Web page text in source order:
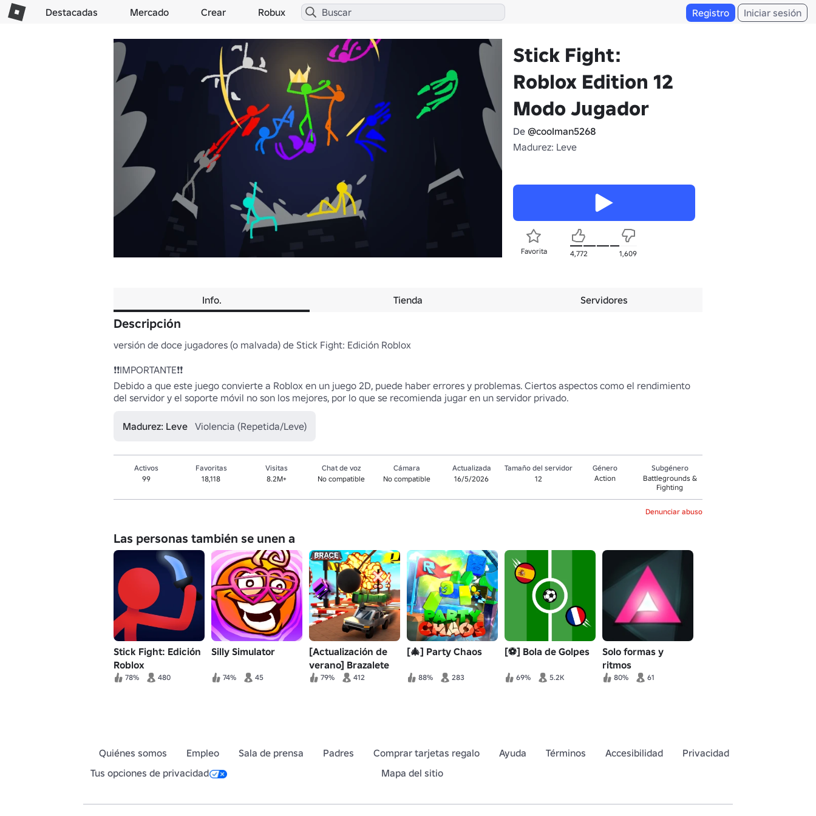
Destacadas Mercado Crear Robux Registro Iniciar sesión
Stick Fight:
Roblox Edition 12
Modo Jugador
De @cooIman5268
Madurez: Leve
Favorita 4,772 1,609
Info. Tienda Servidores
Descripción
versión de doce jugadores (o malvada) de Stick Fight: Edición Roblox
❗❗IMPORTANTE❗❗
Debido a que este juego convierte a Roblox en un juego 2D, puede haber errores y problemas. Ciertos aspectos como el rendimiento
del servidor y el soporte móvil no son los mejores, por lo que se recomienda jugar en un servidor privado.
Madurez: Leve Violencia (Repetida/Leve)
Activos
99
Favoritas
18,118
Visitas
8.2M+
Chat de voz
No compatible
Cámara
No compatible
Actualizada
16/5/2026
Tamaño del servidor
12
Género
Action
Subgénero
Battlegrounds &
Fighting
Denunciar abuso
Las personas también se unen a
Stick Fight: Edición
Roblox
78% 480
Silly Simulator
74% 45
[Actualización de
verano] Brazalete
79% 412
[🎄] Party Chaos
88% 283
[⚽] Bola de Golpes
69% 5.2K
Solo formas y
ritmos
80% 61
Quiénes somos Empleo Sala de prensa Padres Comprar tarjetas regalo Ayuda Términos Accesibilidad
Privacidad
Tus opciones de privacidad
Mapa del sitio